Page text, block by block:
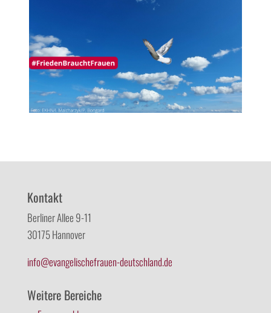
Kontakt
Berliner Allee 9-11
30175 Hannover
info@evangelischefrauen-deutschland.de
Weitere Bereiche